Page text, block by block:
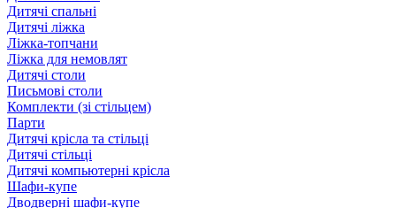
Дитячі спальні
Дитячі ліжка
Ліжка-топчани
Ліжка для немовлят
Дитячі столи
Письмові столи
Комплекти (зі стільцем)
Парти
Дитячі крісла та стільці
Дитячі стільці
Дитячі компьютерні крісла
Шафи-купе
Дводверні шафи-купе